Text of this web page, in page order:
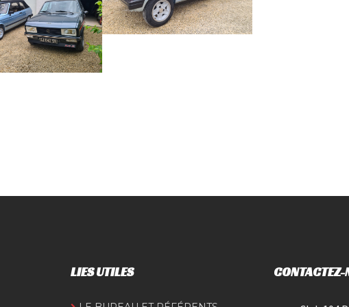
LIES UTILES CONTACTEZ-